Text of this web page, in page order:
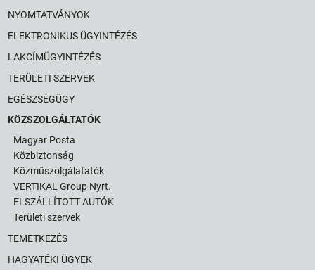
NYOMTATVÁNYOK
ELEKTRONIKUS ÜGYINTÉZÉS
LAKCÍMÜGYINTÉZÉS
TERÜLETI SZERVEK
EGÉSZSÉGÜGY
KÖZSZOLGÁLTATÓK
Magyar Posta
Közbiztonság
Közműszolgálatatók
VERTIKAL Group Nyrt.
ELSZÁLLÍTOTT AUTÓK
Területi szervek
TEMETKEZÉS
HAGYATÉKI ÜGYEK